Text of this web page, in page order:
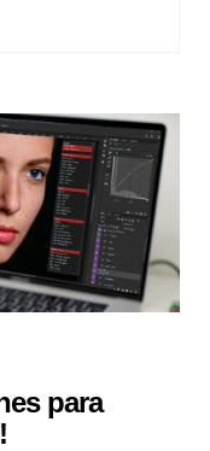
para